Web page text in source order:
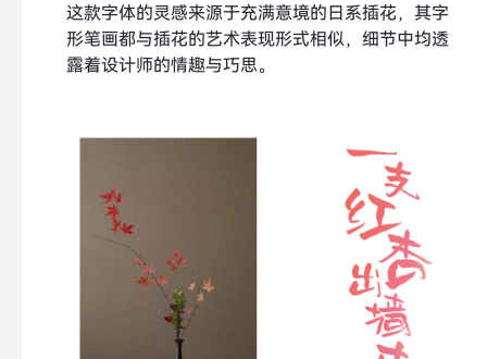
这款字体的灵感来源于充满意境的日系插花，其字
形笔画都与插花的艺术表现形式相似，细节中均透
露着设计师的情趣与巧思。